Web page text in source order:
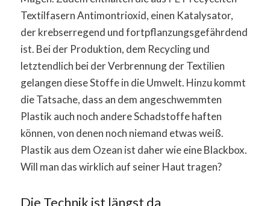
Textilfasern Antimontrioxid, einen Katalysator,
der krebserregend und fortpflanzungsgefährdend
ist. Bei der Produktion, dem Recycling und
letztendlich bei der Verbrennung der Textilien
gelangen diese Stoffe in die Umwelt. Hinzu kommt
die Tatsache, dass an dem angeschwemmten
Plastik auch noch andere Schadstoffe haften
können, von denen noch niemand etwas weiß.
Plastik aus dem Ozean ist daher wie eine Blackbox.
Will man das wirklich auf seiner Haut tragen?
Die Technik ist längst da